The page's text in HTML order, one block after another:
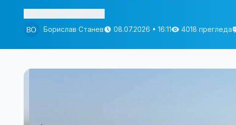
Борислав Станев
08.07.2026 • 16:11 4018 прегледа